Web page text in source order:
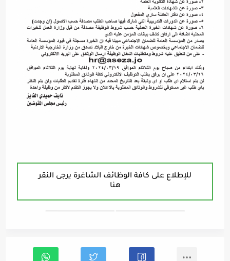
للإطلاع على كافة الوظائف الشاغرة يرجى النقر
هنا
ـــــــــــــــــــــــــــــــــــــــــــــــــــــــــــــــــــ ـــــــــــــــــــــــــــــــــــــــــــــــــــــــــــــــــــ